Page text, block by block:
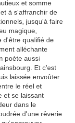
et somme
à s'affranchir de
jusqu'à faire
magique,
d'être qualifié de
alléchante
poète aussi
Et c'est
laissée envoûter
le réel et
et se laissant
dans le
d'une rêverie